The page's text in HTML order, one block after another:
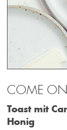
COME ON
Toast mit
Honig